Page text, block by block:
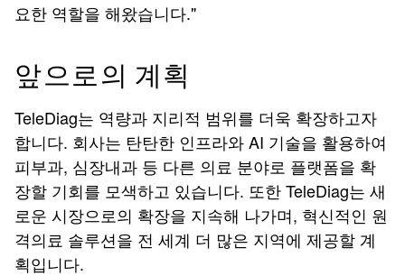
요한 역할을 해왔습니다."
앞으로의 계획
TeleDiag는 역량과 지리적 범위를 더욱 확장하고자
합니다. 회사는 탄탄한 인프라와 AI 기술을 활용하여
피부과, 심장내과 등 다른 의료 분야로 플랫폼을 확
장할 기회를 모색하고 있습니다. 또한 TeleDiag는 새
로운 시장으로의 확장을 지속해 나가며, 혁신적인 원
격의료 솔루션을 전 세계 더 많은 지역에 제공할 계
획입니다.